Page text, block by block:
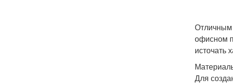
Отличным
офисном
источать
Для